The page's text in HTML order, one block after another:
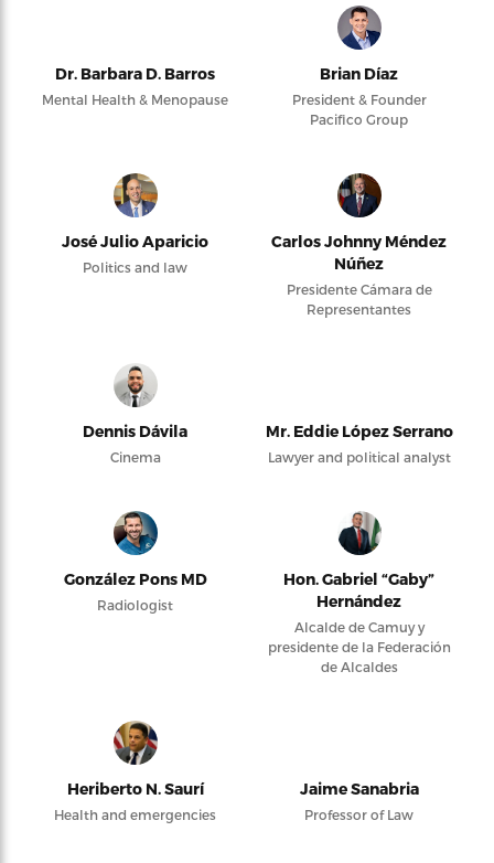
Dr. Barbara D. Barros
Mental Health & Menopause
Brian Díaz
President & Founder
Pacifico Group
José Julio Aparicio
Politics and law
Carlos Johnny Méndez
Núñez
Presidente Cámara de
Representantes
Dennis Dávila
Cinema
Mr. Eddie López Serrano
Lawyer and political analyst
González Pons MD
Radiologist
Hon. Gabriel “Gaby”
Hernández
Alcalde de Camuy y
presidente de la Federación
de Alcaldes
Heriberto N. Saurí
Health and emergencies
Jaime Sanabria
Professor of Law